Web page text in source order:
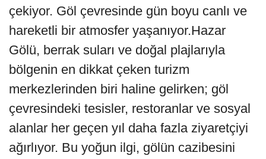
çekiyor. Göl çevresinde gün boyu canlı ve
hareketli bir atmosfer yaşanıyor.Hazar
Gölü, berrak suları ve doğal plajlarıyla
bölgenin en dikkat çeken turizm
merkezlerinden biri haline gelirken; göl
çevresindeki tesisler, restoranlar ve sosyal
alanlar her geçen yıl daha fazla ziyaretçiyi
ağırlıyor. Bu yoğun ilgi, gölün cazibesini